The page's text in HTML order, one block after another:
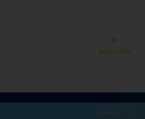
NACH OBEN
Beruf/EDV